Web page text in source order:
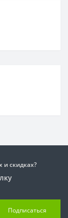
и скидках?
Подписаться